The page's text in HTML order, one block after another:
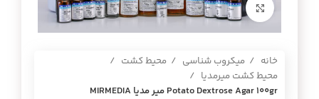
برای بزرگنمایی کلیک کنید
خانه میکروب شناسی
محیط کشت
محیط کشت میرمدیا
Potato Dextrose Agar 100gr مير مديا MIRMEDIA